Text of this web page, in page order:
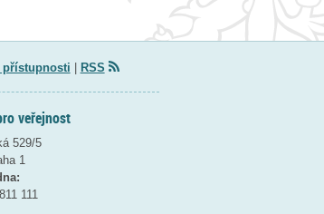
RSS
veřejnost
529/5
1
111